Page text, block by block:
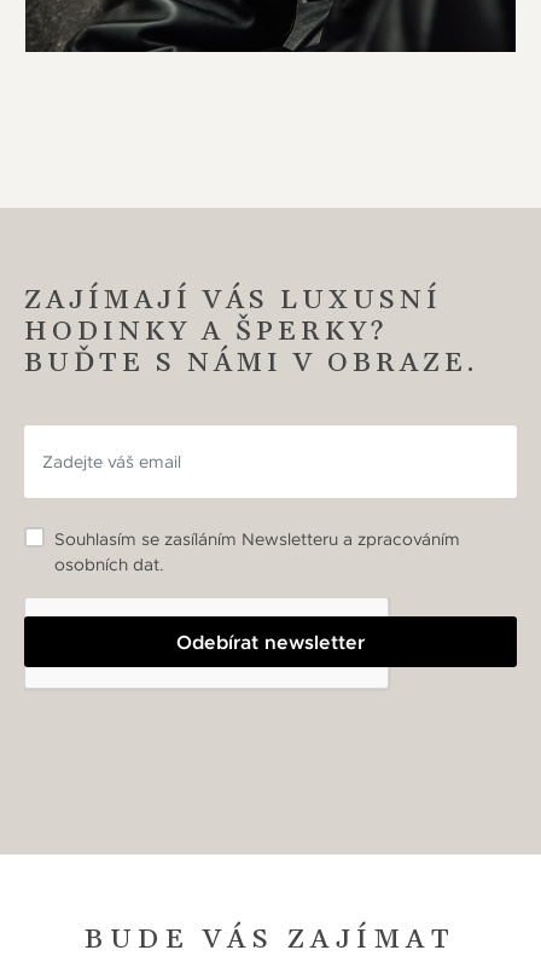
ZAJÍMAJÍ VÁS LUXUSNÍ
HODINKY A ŠPERKY?
BUĎTE S NÁMI V OBRAZE.
Odebírat newsletter
Souhlasím se zasíláním Newsletteru a zpracováním
osobních dat.
BUDE VÁS ZAJÍMAT